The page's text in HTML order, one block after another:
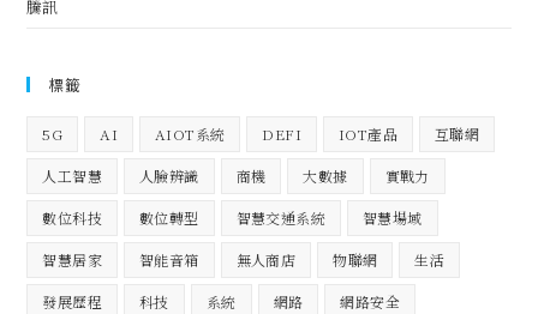
騰訊
標籤
5G AI AIOT系統 DEFI IOT產品 互聯網
人工智慧 人臉辨識 商機 大數據 實戰力
數位科技 數位轉型 智慧交通系統 智慧場域
智慧居家 智能音箱 無人商店 物聯網 生活
發展歷程 科技 系統 網路 網路安全